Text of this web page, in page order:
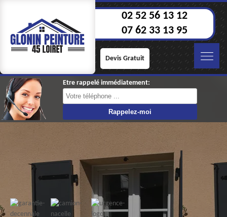
02 52 56 13 12
07 62 33 13 95
Devis Gratuit
Etre rappelé immédiatement: